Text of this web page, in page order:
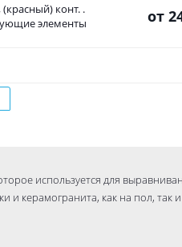
конт. .
элементы
от
используется для
и керамогранита, как на пол, так